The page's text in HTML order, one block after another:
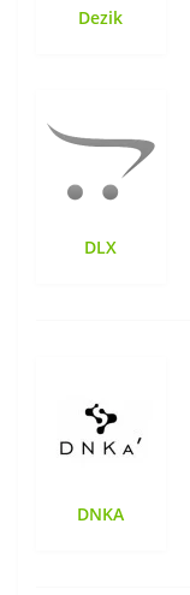
Dezik
DLX
DNKA